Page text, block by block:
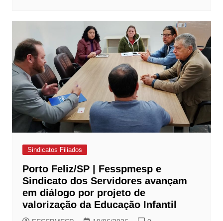
Sindicatos Filiados
Porto Feliz/SP | Fesspmesp e
Sindicato dos Servidores avançam
em diálogo por projeto de
valorização da Educação Infantil